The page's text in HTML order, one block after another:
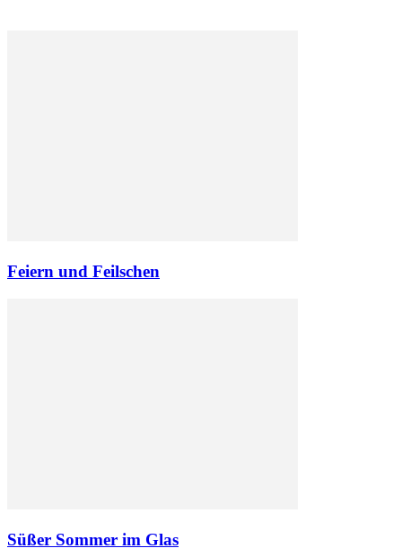
Feiern und Feilschen
Süßer Sommer im Glas